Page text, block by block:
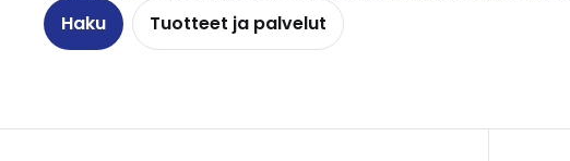
Haku Tuotteet ja palvelut